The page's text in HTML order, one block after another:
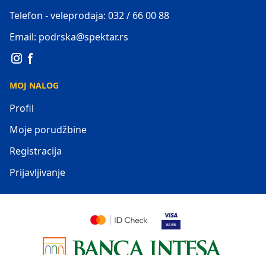
Telefon - veleprodaja: 032 / 66 00 88
Email: podrska@spektar.rs
MOJ NALOG
Profil
Moje porudžbine
Registracija
Prijavljivanje